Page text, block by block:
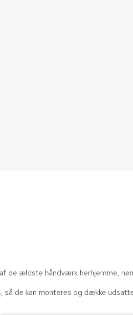
de ældste håndværk herhjemme,
de kan monteres og dække